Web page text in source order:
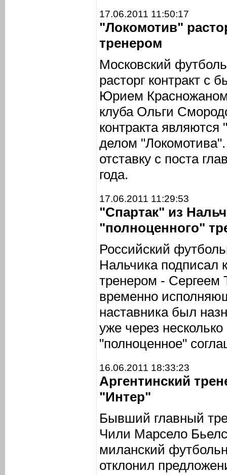
17.06.2011 11:50:17
"Локомотив"
тренером
Московский
расторг контракт с
Юрием
клуба Ольги
контракта
делом
отставку с поста
года.
17.06.2011 11:29:53
"Спартак" из
"полноценного"
Российский
Нальчика подписал
тренером -
временно
наставника был
уже через
"полноценное"
16.06.2011 18:33:23
Аргентинский
"Интер"
Бывший главный
Чили Марсело
миланский
отклонил